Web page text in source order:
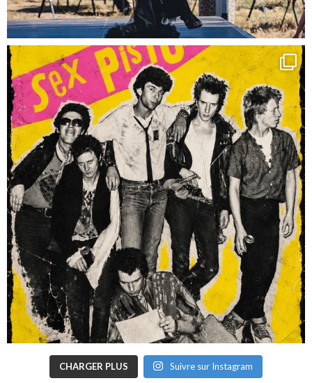
CHARGER PLUS Suivre sur Instagram